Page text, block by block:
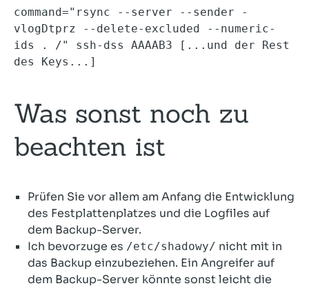
command="rsync --server --sender -
vlogDtprz --delete-excluded --numeric-
ids . /" ssh-dss AAAAB3 [...und der Rest
des Keys...]
Was sonst noch zu
beachten ist
Prüfen Sie vor allem am Anfang die Entwicklung
des Festplattenplatzes und die Logfiles auf
dem Backup-Server.
Ich bevorzuge es /etc/shadowy/ nicht mit in
das Backup einzubeziehen. Ein Angreifer auf
dem Backup-Server könnte sonst leicht die